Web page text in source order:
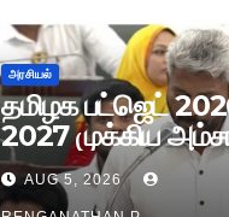
அரசியல்
தமிழக பட்ஜெட்
2027 முக்கிய
AUG 5, 2026